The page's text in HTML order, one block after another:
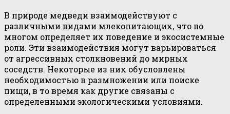
В природе медведи взаимодействуют с
различными видами млекопитающих, что во
многом определяет их поведение и экосистемные
роли. Эти взаимодействия могут варьироваться
от агрессивных столкновений до мирных
соседств. Некоторые из них обусловлены
необходимостью в размножении или поиске
пищи, в то время как другие связаны с
определенными экологическими условиями.